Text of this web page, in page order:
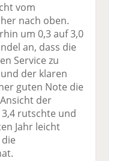
vom
nach oben.
um 0,3 auf 3,0
an, dass die
Service zu
der klaren
guten Note die
der
rutschte und
Jahr leicht